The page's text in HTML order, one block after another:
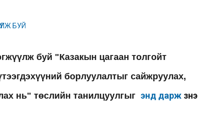
буй "Казакын цагаан толгойт
борлуулалтыг сайжруулах,
нь" төслийн танилцуулгыг энд дарж үзнэ үү